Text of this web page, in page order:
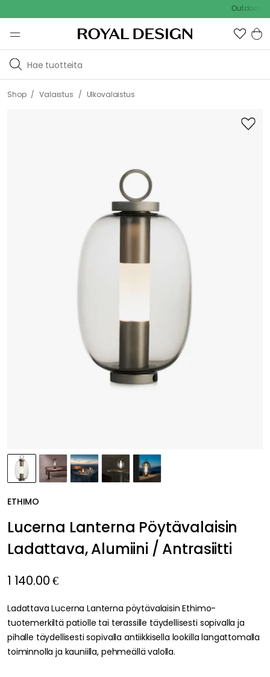
Outdoor Sale
Shop / Valaistus / Ulkovalaistus
ETHIMO
Lucerna Lanterna Pöytävalaisin
Ladattava, Alumiini / Antrasiitti
1 140.00 €
Ladattava Lucerna Lanterna pöytävalaisin Ethimo-
tuotemerkiltä patiolle tai terassille täydellisesti sopivalla ja
pihalle täydellisesti sopivalla antiikkisella lookilla langattomalla
toiminnolla ja kauniilla, pehmeällä valolla.